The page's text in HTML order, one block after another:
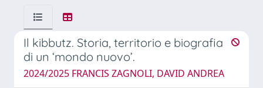
Il kibbutz. Storia, territorio e biografia
di un ‘mondo nuovo’.
2024/2025 FRANCIS ZAGNOLI, DAVID ANDREA